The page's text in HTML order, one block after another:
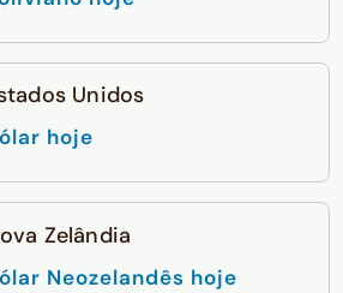
Unidos
hoje
Zelândia
Neozelandês hoje